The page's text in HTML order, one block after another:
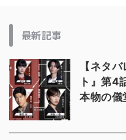
最新記事
【ネタ
ト』第4
本物の儀